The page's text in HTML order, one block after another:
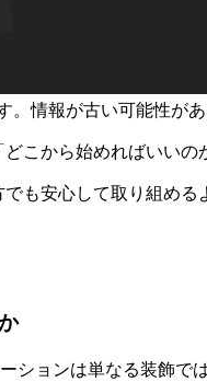
情報が古い可能性が
こから始めればいい
も安心して取り組め
ョンは単なる装飾で